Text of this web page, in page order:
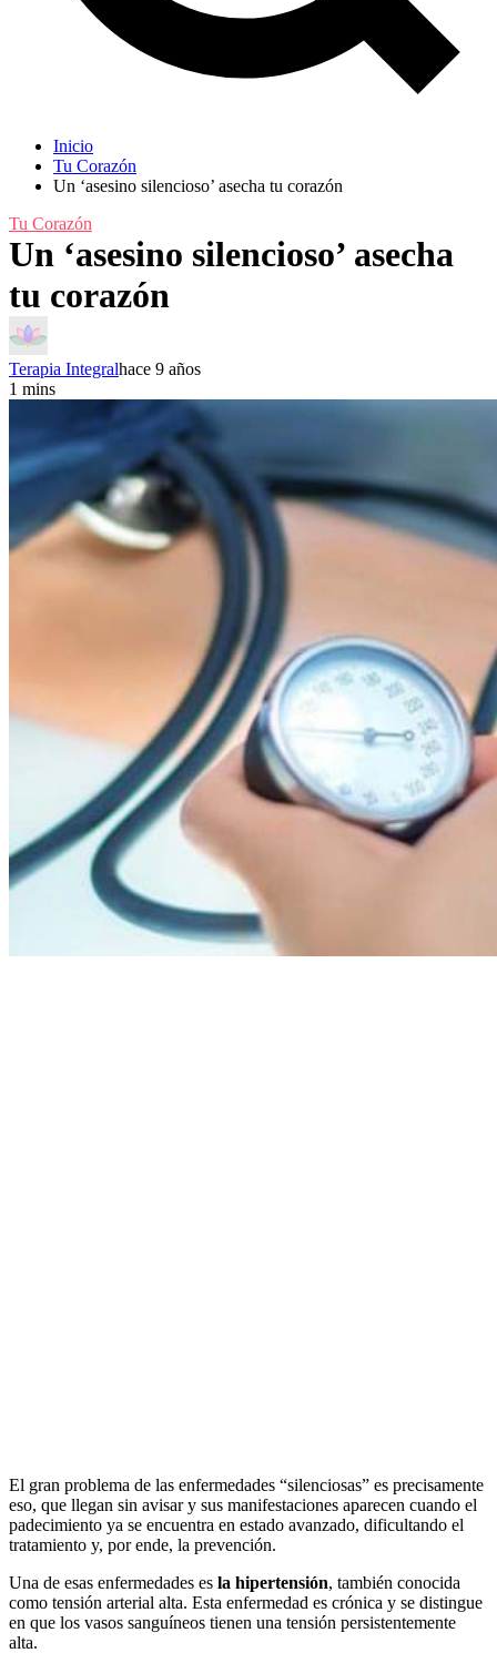
Inicio
Tu Corazón
Un ‘asesino silencioso’ asecha tu corazón
Tu Corazón
Un ‘asesino silencioso’ asecha
tu corazón
Terapia Integralhace 9 años
1 mins
El gran problema de las enfermedades “silenciosas” es precisamente
eso, que llegan sin avisar y sus manifestaciones aparecen cuando el
padecimiento ya se encuentra en estado avanzado, dificultando el
tratamiento y, por ende, la prevención.
Una de esas enfermedades es la hipertensión, también conocida
como tensión arterial alta. Esta enfermedad es crónica y se distingue
en que los vasos sanguíneos tienen una tensión persistentemente
alta.